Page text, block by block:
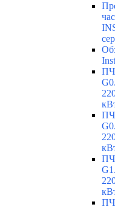
ПЧ
ПЧ
ПЧ
ПЧ